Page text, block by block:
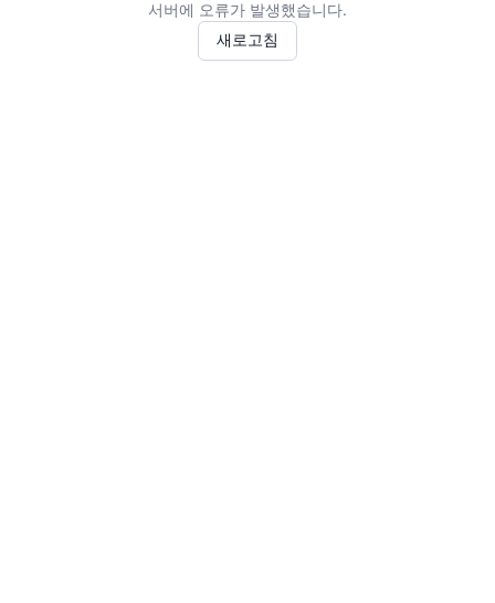
서버에 오류가 발생했습니다.
새로고침